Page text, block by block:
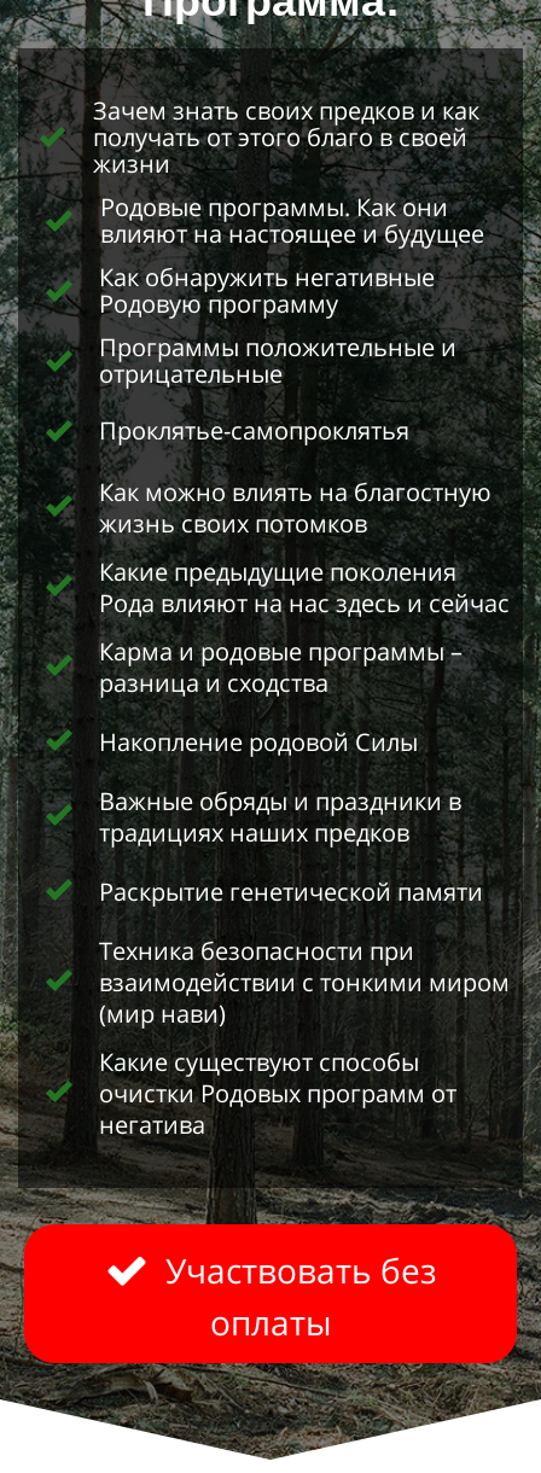
Зачем знать своих предков и как
получать от этого благо в своей
жизни
Родовые программы. Как они
влияют на настоящее и будущее
Как обнаружить негативные
Родовую программу
Программы положительные и
отрицательные
Проклятье-самопроклятья
Как можно влиять на благостную
жизнь своих потомков
Какие предыдущие поколения
Рода влияют на нас здесь и сейчас
Карма и родовые программы –
разница и сходства
Накопление родовой Силы
Важные обряды и праздники в
традициях наших предков
Раскрытие генетической памяти
Техника безопасности при
взаимодействии с тонкими миром
(мир нави)
Какие существуют способы
очистки Родовых программ от
негатива
Участвовать без
оплаты